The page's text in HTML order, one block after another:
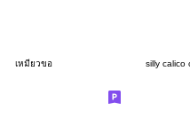
เหมียวขอ silly calico